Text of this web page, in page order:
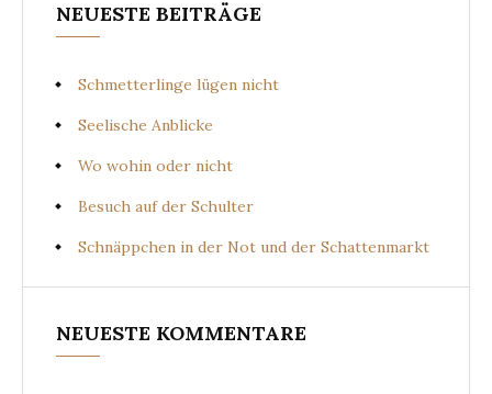
NEUESTE BEITRÄGE
Schmetterlinge lügen nicht
Seelische Anblicke
Wo wohin oder nicht
Besuch auf der Schulter
Schnäppchen in der Not und der Schattenmarkt
NEUESTE KOMMENTARE